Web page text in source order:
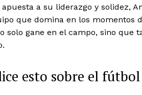
News
Magazine
a su liderazgo y solidez,
que domina en los momentos
solo gane en el campo, sino que
esto sobre el